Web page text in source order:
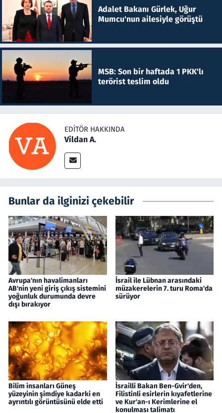
Adalet Bakanı Gürlek, Uğur
Mumcu'nun ailesiyle görüştü
MSB: Son bir haftada 1 PKK'lı
terörist teslim oldu
EDITÖR HAKKINDA
Vildan A.
Bunlar da ilginizi çekebilir
Avrupa'nın havalimanları
AB'nin yeni giriş çıkış sistemini
yoğunluk durumunda devre
dışı bırakıyor
İsrail ile Lübnan arasındaki
müzakerelerin 7. turu Roma'da
sürüyor
Bilim insanları Güneş
yüzeyinin şimdiye kadarki en
ayrıntılı görüntüsünü elde etti
İsrailli Bakan Ben-Gvir'den,
Filistinli esirlerin kıyafetlerine
ve Kur'an-ı Kerimlerine el
konulması talimatı